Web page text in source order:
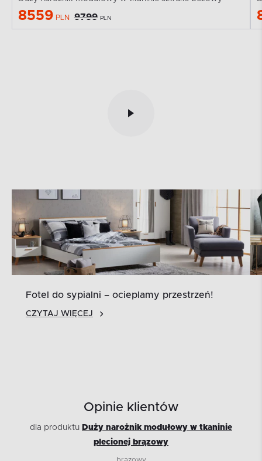
8559 PLN 9799 PLN
Fotel do sypialni – ocieplamy przestrzeń!
CZYTAJ WIĘCEJ
Opinie klientów
dla produktu Duży narożnik modułowy w tkaninie
plecionej brązowy